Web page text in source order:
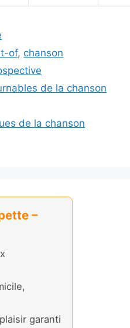
of, chanson
de la chanson
de la chanson
–
garanti